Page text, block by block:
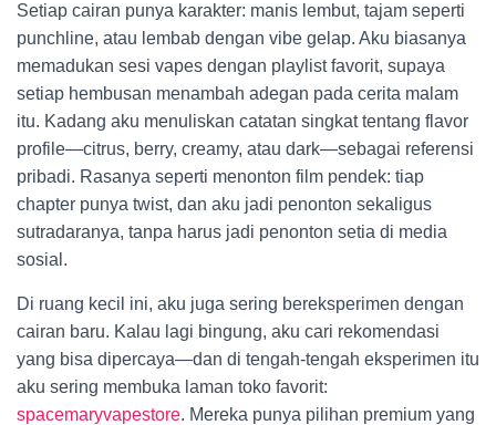
Setiap cairan punya karakter: manis lembut, tajam seperti
punchline, atau lembab dengan vibe gelap. Aku biasanya
memadukan sesi vapes dengan playlist favorit, supaya
setiap hembusan menambah adegan pada cerita malam
itu. Kadang aku menuliskan catatan singkat tentang flavor
profile—citrus, berry, creamy, atau dark—sebagai referensi
pribadi. Rasanya seperti menonton film pendek: tiap
chapter punya twist, dan aku jadi penonton sekaligus
sutradaranya, tanpa harus jadi penonton setia di media
sosial.
Di ruang kecil ini, aku juga sering bereksperimen dengan
cairan baru. Kalau lagi bingung, aku cari rekomendasi
yang bisa dipercaya—dan di tengah-tengah eksperimen itu
aku sering membuka laman toko favorit:
spacemaryvapestore. Mereka punya pilihan premium yang